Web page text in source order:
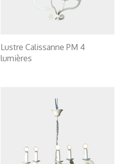
Lustre Calissanne PM 4
lumières